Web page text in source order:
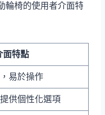
輪椅的使用者介面特
面特點
易於操作
供個性化選項